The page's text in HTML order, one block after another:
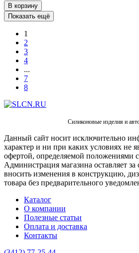
В корзину
Показать ещё
1
2
3
4
...
7
8
Силиконовые изделия и
Данный сайт носит исключительно
характер и ни при каких условиях не
офертой, определяемой положениями
Администрация магазина оставляет
вносить изменения в конструкцию,
товара без предварительного
Каталог
О компании
Полезные статьи
Оплата и доставка
Контакты